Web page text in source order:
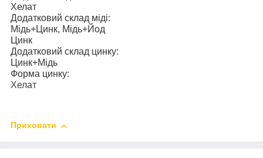
Хелат
Додатковий склад міді:
Мідь+Цинк, Мідь+Йод
Цинк
Додатковий склад цинку:
Цинк+Мідь
Форма цинку:
Хелат
Приховати